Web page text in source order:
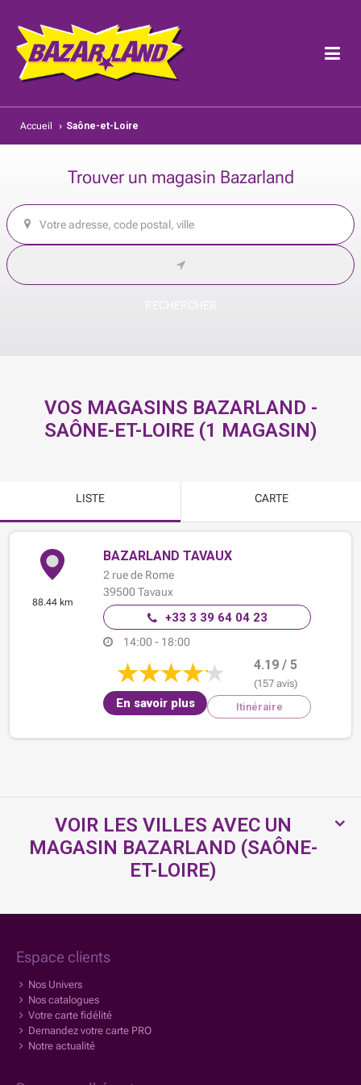
Accueil › Saône-et-Loire
Trouver un magasin Bazarland
VOS MAGASINS BAZARLAND -
SAÔNE-ET-LOIRE (1 MAGASIN)
LISTE CARTE
88.44 km
BAZARLAND TAVAUX
2 rue de Rome
39500 Tavaux
+33 3 39 64 04 23
14:00 - 18:00
4.19 / 5
(157 avis)
En savoir plus Itinéraire
VOIR LES VILLES AVEC UN
MAGASIN BAZARLAND (SAÔNE-
ET-LOIRE)
Espace clients
Nos Univers
Nos catalogues
Votre carte fidélité
Demandez votre carte PRO
Notre actualité